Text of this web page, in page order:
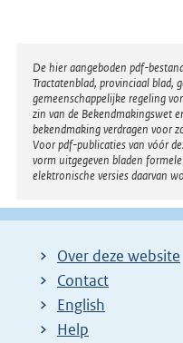
n
e
l
i
n
k
:
Disclaimer
De hier aangeboden pdf-
Tractatenblad, provinciaal blad,
gemeenschappelijke regeling
zin van de Bekendmakingswet
bekendmaking verdragen voor
Voor pdf-publicaties van vóór
vorm uitgegeven bladen
elektronische versies daarvan
Over deze website
Contact
English
Help